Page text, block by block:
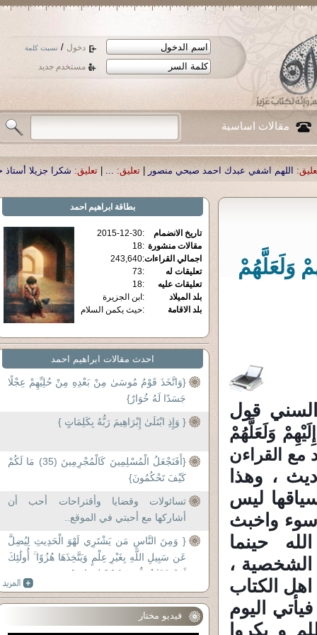
دخول / نسيت كلمة
مستخدم جديد
مقالات اساسية
صبحي منصور|تعليق: ...
|تعليق: شكرا جزيلا أستاذ حمد الحمد .أكرمكم الله .
وَلَعَلَّهُمْ
قول
وَلَعَلَّهُمْ
مع القراءن
، وهذا
ليس
واخبث
حينما
،
الكتاب
اليوم
و يكروا
بطاقة ابراهيم احمد
تاريخ الانضمام :
2015-12-30
مقالات منشورة :
18
اجمالي القراءات:
243,640
تعليقات له
:
73
تعليقات عليه
:
18
بلد الميلاد
: ابن الجزيرة
بلد الاقامة
:حيث يكمن السلام
احدث مقالات ابراهيم احمد
{وَاتَّخَذَ قَوْمُ مُوسَىٰ مِنْ بَعْدِهِ مِنْ حُلِيِّهِمْ عِجْلًا
جَسَدًا لَهُ خُوَارٌ}
{ وَإِذِ ابْتَلَىٰ إِبْرَاهِيمَ رَبُّهُ بِكَلِمَاتٍ }
{أَفَنَجْعَلُ الْمُسْلِمِينَ كَالْمُجْرِمِينَ (35) مَا لَكُمْ
كَيْفَ تَحْكُمُونَ}
تسائولات وقضايا وأقتراحات أحب أن
أشاركها مع أحبتي في الموقع..
{ وَمِنَ النَّاسِ مَن يَشْتَرِي لَهْوَ الْحَدِيثِ لِيُضِلَّ
عَن سَبِيلِ اللَّهِ بِغَيْرِ عِلْمٍ وَيَتَّخِذَهَا هُزُوًا ۚ أُولَٰئِكَ
لَهُمْ عَذَابٌ مُّهِينٌ } [ 6 لقمان ]
فيديو مختار